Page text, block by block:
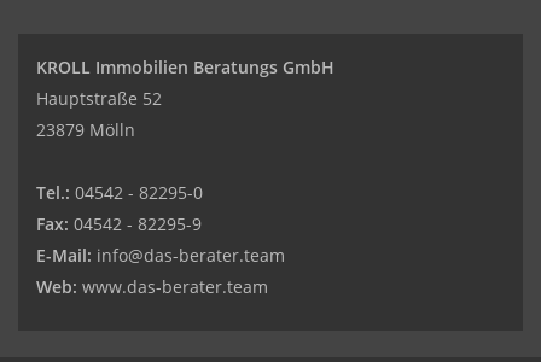
KROLL Immobilien Beratungs GmbH
Hauptstraße 52
23879 Mölln
Tel.: 04542 - 82295-0
Fax: 04542 - 82295-9
E-Mail: info@das-berater.team
Web: www.das-berater.team